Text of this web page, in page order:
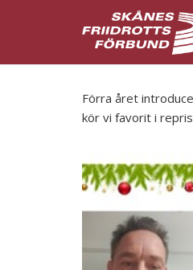
Förra året
kör vi favorit i